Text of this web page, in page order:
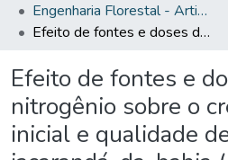
Engenharia Florestal - Artigos
Efeito de fontes e doses de nitrogênio sobre o crescimento inicial e qualidade de mudas de jacarandá-da-bahia (Dalbergia nigra (Vell.) Fr. All. ex Benth.)
Efeito de fontes e
nitrogênio sobre o
inicial e qualidade